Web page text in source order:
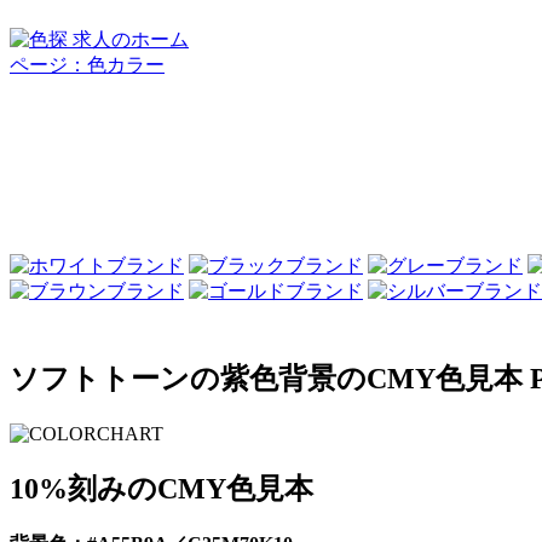
ソフトトーンの紫色背景のCMY色見本
10%刻みのCMY色見本